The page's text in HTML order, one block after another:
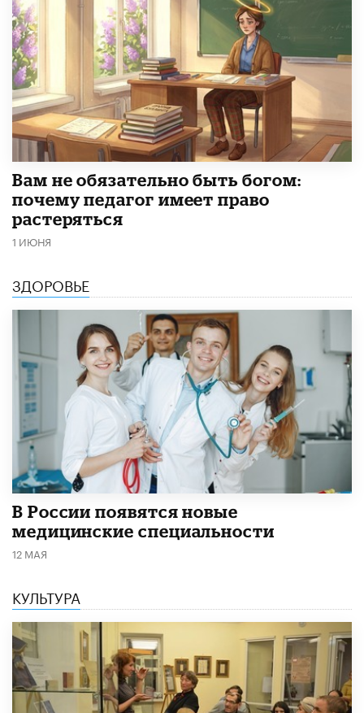
​Вам не обязательно быть богом:
почему педагог имеет право
растеряться
1 ИЮНЯ
ЗДОРОВЬЕ
В России появятся новые
медицинские специальности
12 МАЯ
КУЛЬТУРА